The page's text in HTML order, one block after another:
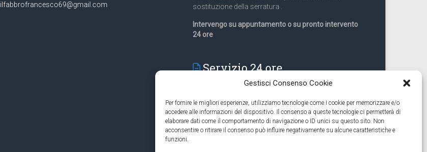
Gestisci Consenso Cookie
Per fornire le migliori esperienze, utilizziamo tecnologie come i cookie per memorizzare e/o
accedere alle informazioni del dispositivo. Il consenso a queste tecnologie ci permetterà di
elaborare dati come il comportamento di navigazione o ID unici su questo sito. Non
acconsentire o ritirare il consenso può influire negativamente su alcune caratteristiche e
funzioni.
ilfabbrofrancesco69@gmail.com
sostituzione della serratura .
Intervengo su appuntamento o su pronto intervento
24 ore
Servizio 24 ore
Eseguiamo anche lavori di apertura porte pronto
intervento 24 ore